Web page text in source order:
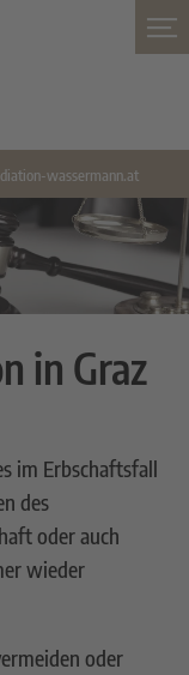
wassermann.at
in Graz
im Erbschaftsfall
des
oder auch
wieder
oder